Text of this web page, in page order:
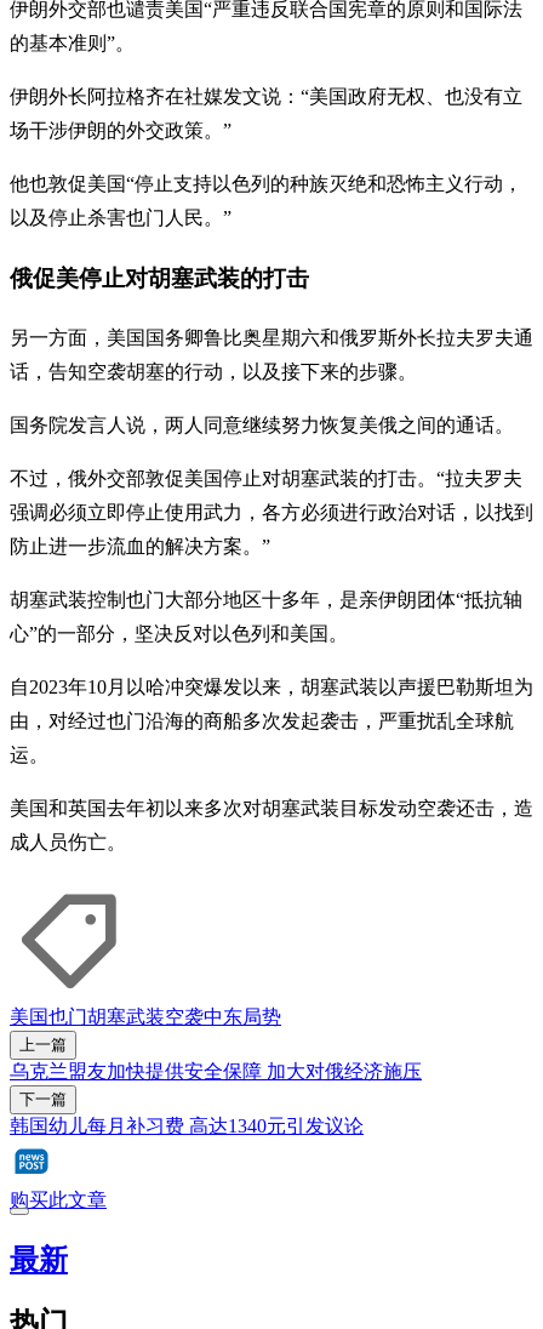
伊朗外交部也谴责美国“严重违反联合国宪章的原则和国际法
的基本准则”。
伊朗外长阿拉格齐在社媒发文说：“美国政府无权、也没有立
场干涉伊朗的外交政策。”
他也敦促美国“停止支持以色列的种族灭绝和恐怖主义行动，
以及停止杀害也门人民。”
俄促美停止对胡塞武装的打击
另一方面，美国国务卿鲁比奥星期六和俄罗斯外长拉夫罗夫通
话，告知空袭胡塞的行动，以及接下来的步骤。
国务院发言人说，两人同意继续努力恢复美俄之间的通话。
不过，俄外交部敦促美国停止对胡塞武装的打击。“拉夫罗夫
强调必须立即停止使用武力，各方必须进行政治对话，以找到
防止进一步流血的解决方案。”
胡塞武装控制也门大部分地区十多年，是亲伊朗团体“抵抗轴
心”的一部分，坚决反对以色列和美国。
自2023年10月以哈冲突爆发以来，胡塞武装以声援巴勒斯坦为
由，对经过也门沿海的商船多次发起袭击，严重扰乱全球航
运。
美国和英国去年初以来多次对胡塞武装目标发动空袭还击，造
成人员伤亡。
美国也门胡塞武装空袭中东局势
上一篇
乌克兰盟友加快提供安全保障 加大对俄经济施压
下一篇
韩国幼儿每月补习费 高达1340元引发议论
购买此文章
最新
热门